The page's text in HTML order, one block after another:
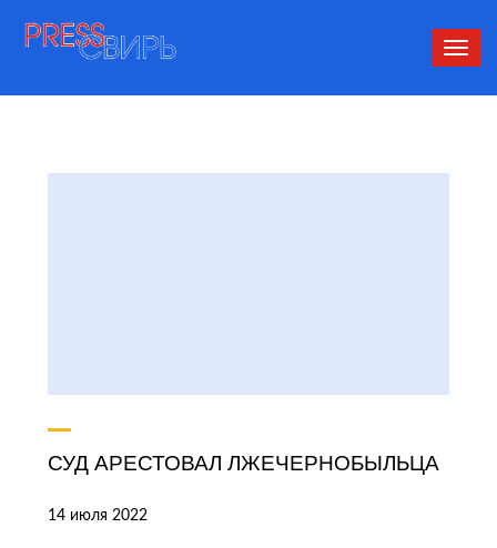
СУД АРЕСТОВАЛ ЛЖЕЧЕРНОБЫЛЬЦА
14 июля 2022